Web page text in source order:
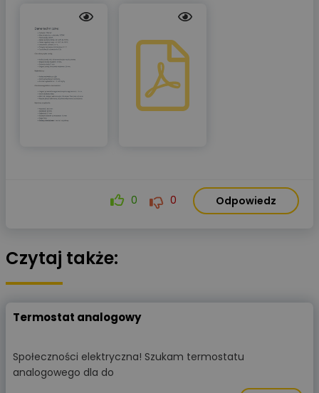
0 0 Odpowiedz
Czytaj także:
Termostat analogowy
Społeczności elektryczna! Szukam termostatu
analogowego dla do